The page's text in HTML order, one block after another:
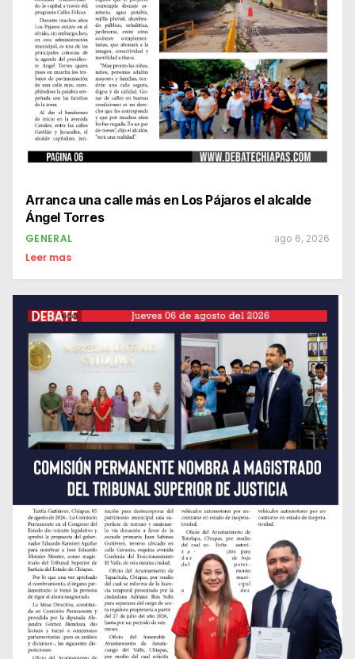
Arranca una calle más en Los Pájaros el alcalde
Ángel Torres
GENERAL ago 6, 2026
Leer mas